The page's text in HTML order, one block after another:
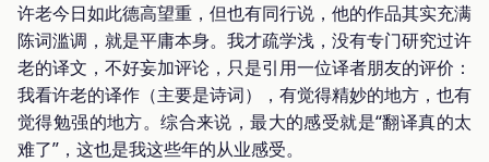
许老今日如此德高望重，但也有同行说，他的作品其实充满
陈词滥调，就是平庸本身。我才疏学浅，没有专门研究过许
老的译文，不好妄加评论，只是引用一位译者朋友的评价：
我看许老的译作（主要是诗词），有觉得精妙的地方，也有
觉得勉强的地方。综合来说，最大的感受就是“翻译真的太
难了”，这也是我这些年的从业感受。